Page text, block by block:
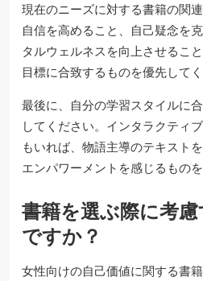
現在のニーズに対する書籍の関
自信を高めること、自己疑念を
タルウェルネスを向上させるこ
目標に合致するものを優先してく
最後に、自分の学習スタイルに
してください。インタラクティ
もいれば、物語主導のテキスト
エンパワーメントを感じるものを
書籍を選ぶ際に考
ですか？
女性向けの自己価値に関する書